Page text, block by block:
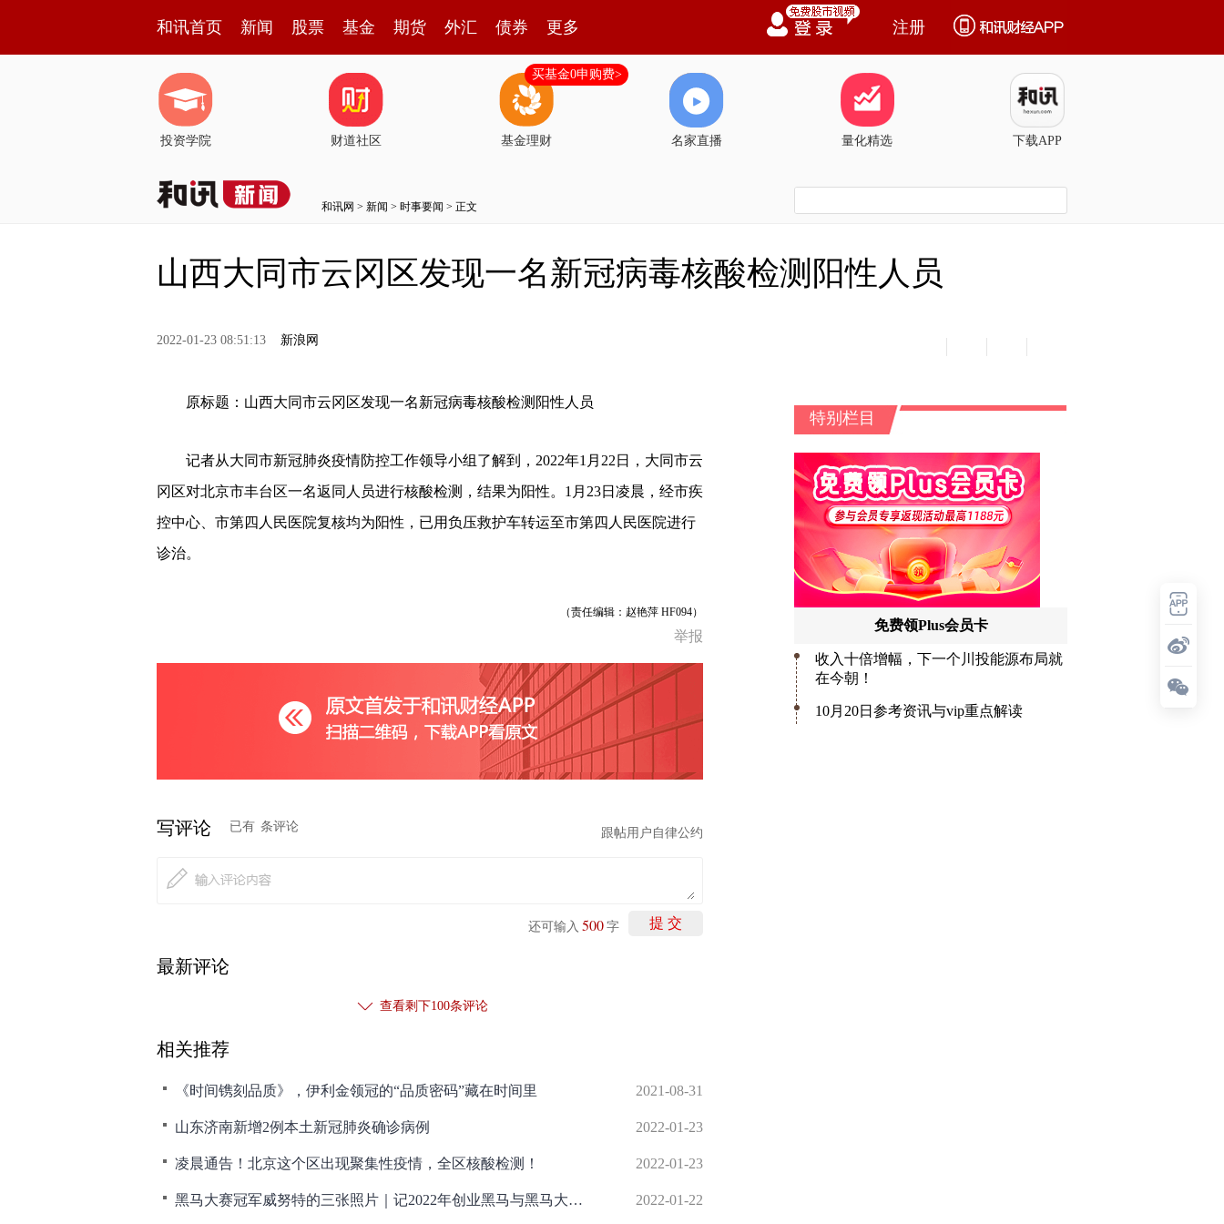
和讯首页 新闻 股票 基金 期货 外汇 债券 更多 注册
投资学院 财道社区 基金理财
买基金0申购费>
名家直播 量化精选 下载APP
和讯网 > 新闻 > 时事要闻 > 正文
山西大同市云冈区发现一名新冠病毒核酸检测阳性人员
2022-01-23 08:51:13 新浪网
原标题：山西大同市云冈区发现一名新冠病毒核酸检测阳性人员
记者从大同市新冠肺炎疫情防控工作领导小组了解到，2022年1月22日，大同市云
冈区对北京市丰台区一名返同人员进行核酸检测，结果为阳性。1月23日凌晨，经市疾
控中心、市第四人民医院复核均为阳性，已用负压救护车转运至市第四人民医院进行
诊治。
（责任编辑：赵艳萍 HF094）
举报
写评论 已有 条评论 跟帖用户自律公约
提 交
还可输入 500 字
最新评论
查看剩下100条评论
相关推荐
《时间镌刻品质》，伊利金领冠的“品质密码”藏在时间里 2021-08-31
山东济南新增2例本土新冠肺炎确诊病例 2022-01-23
凌晨通告！北京这个区出现聚集性疫情，全区核酸检测！ 2022-01-23
黑马大赛冠军威努特的三张照片｜记2022年创业黑马与黑马大赛冠军的一次“握手” 2022-01-22